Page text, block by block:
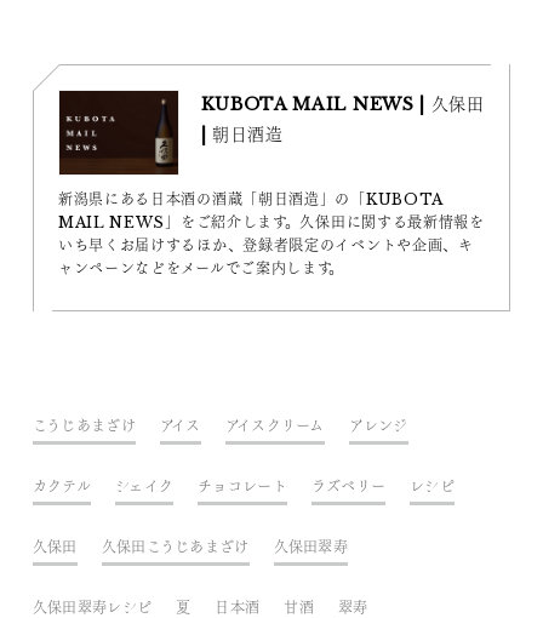
KUBOTA MAIL NEWS | 久保田
| 朝日酒造
新潟県にある日本酒の酒蔵「朝日酒造」の「KUBOTA
MAIL NEWS」をご紹介します。久保田に関する最新情報を
いち早くお届けするほか、登録者限定のイベントや企画、キ
ャンペーンなどをメールでご案内します。
こうじあまざけ アイス アイスクリーム アレンジ
カクテル シェイク チョコレート ラズベリー レシピ
久保田 久保田こうじあまざけ 久保田翠寿
久保田翠寿レシピ 夏 日本酒 甘酒 翠寿